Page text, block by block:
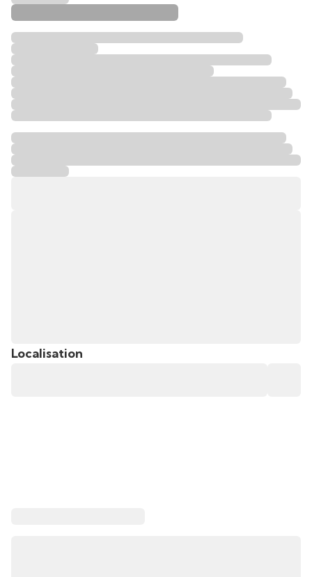
Localisation